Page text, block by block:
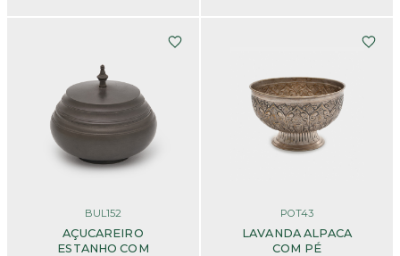
BUL152
AÇUCAREIRO
ESTANHO COM
POT43
LAVANDA ALPACA
COM PÉ